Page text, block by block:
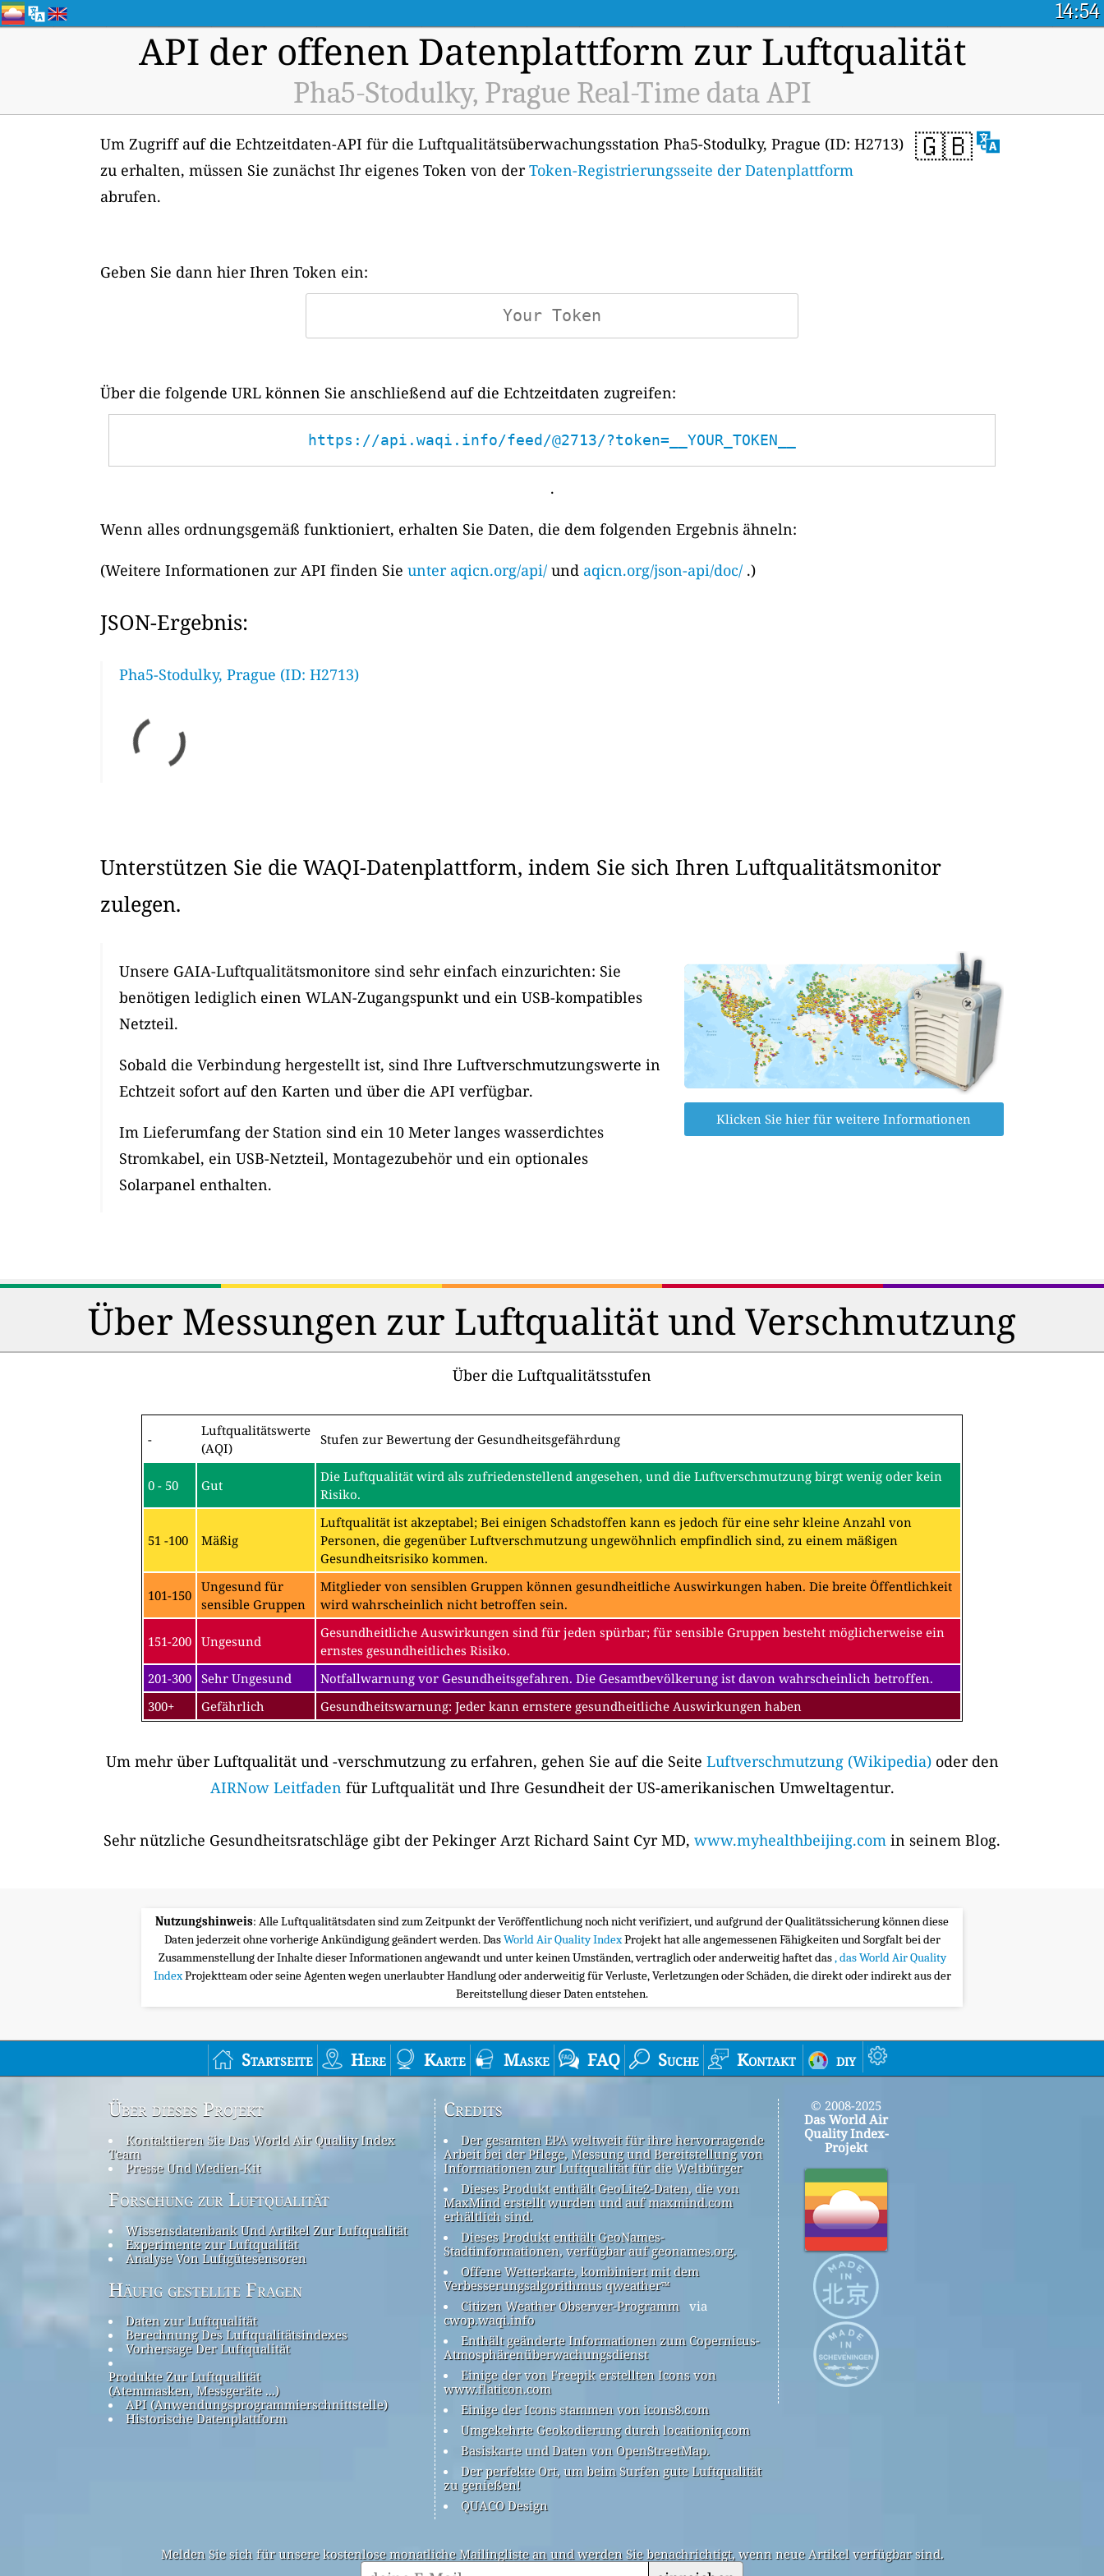
14:54
API der offenen Datenplattform zur Luftqualität
Pha5-Stodulky, Prague Real-Time data API
🇬🇧
Um Zugriff auf die Echtzeitdaten-API für die Luftqualitätsüberwachungsstation Pha5-Stodulky, Prague (ID: H2713)
zu erhalten, müssen Sie zunächst Ihr eigenes Token von derToken-Registrierungsseite der Datenplattform
abrufen.
Geben Sie dann hier Ihren Token ein:
Über die folgende URL können Sie anschließend auf die Echtzeitdaten zugreifen:
https://api.waqi.info/feed/@2713/?token=__YOUR_TOKEN__
.
Wenn alles ordnungsgemäß funktioniert, erhalten Sie Daten, die dem folgenden Ergebnis ähneln:
(Weitere Informationen zur API finden Sie unter aqicn.org/api/ und aqicn.org/json-api/doc/ .)
JSON-Ergebnis:
Pha5-Stodulky, Prague (ID: H2713)
Unterstützen Sie die WAQI-Datenplattform, indem Sie sich Ihren Luftqualitätsmonitor
zulegen.
Unsere GAIA-Luftqualitätsmonitore sind sehr einfach einzurichten: Sie
benötigen lediglich einen WLAN-Zugangspunkt und ein USB-kompatibles
Netzteil.
Sobald die Verbindung hergestellt ist, sind Ihre Luftverschmutzungswerte in
Echtzeit sofort auf den Karten und über die API verfügbar.
Im Lieferumfang der Station sind ein 10 Meter langes wasserdichtes
Stromkabel, ein USB-Netzteil, Montagezubehör und ein optionales
Solarpanel enthalten.
Klicken Sie hier für weitere Informationen
Über Messungen zur Luftqualität und Verschmutzung
Über die Luftqualitätsstufen
-
Luftqualitätswerte
(AQI)
Stufen zur Bewertung der Gesundheitsgefährdung
0 - 50 Gut
Die Luftqualität wird als zufriedenstellend angesehen, und die Luftverschmutzung birgt wenig oder kein
Risiko.
51 -100 Mäßig
Luftqualität ist akzeptabel; Bei einigen Schadstoffen kann es jedoch für eine sehr kleine Anzahl von
Personen, die gegenüber Luftverschmutzung ungewöhnlich empfindlich sind, zu einem mäßigen
Gesundheitsrisiko kommen.
101-150
Ungesund für
sensible Gruppen
Mitglieder von sensiblen Gruppen können gesundheitliche Auswirkungen haben. Die breite Öffentlichkeit
wird wahrscheinlich nicht betroffen sein.
151-200 Ungesund
Gesundheitliche Auswirkungen sind für jeden spürbar; für sensible Gruppen besteht möglicherweise ein
ernstes gesundheitliches Risiko.
201-300 Sehr Ungesund
Notfallwarnung vor Gesundheitsgefahren. Die Gesamtbevölkerung ist davon wahrscheinlich betroffen.
300+
Gefährlich Gesundheitswarnung: Jeder kann ernstere gesundheitliche Auswirkungen haben
Um mehr über Luftqualität und -verschmutzung zu erfahren, gehen Sie auf die Seite Luftverschmutzung (Wikipedia)oder den
AIRNow Leitfaden für Luftqualität und Ihre Gesundheit der US-amerikanischen Umweltagentur.
Sehr nützliche Gesundheitsratschläge gibt der Pekinger Arzt Richard Saint Cyr MD, www.myhealthbeijing.com in seinem Blog.
Nutzungshinweis: Alle Luftqualitätsdaten sind zum Zeitpunkt der Veröffentlichung noch nicht verifiziert, und aufgrund der Qualitätssicherung können diese
Daten jederzeit ohne vorherige Ankündigung geändert werden. DasWorld Air Quality IndexProjekt hat alle angemessenen Fähigkeiten und Sorgfalt bei der
Zusammenstellung der Inhalte dieser Informationen angewandt und unter keinen Umständen, vertraglich oder anderweitig haftet das, das World Air Quality
IndexProjektteam oder seine Agenten wegen unerlaubter Handlung oder anderweitig für Verluste, Verletzungen oder Schäden, die direkt oder indirekt aus der
Bereitstellung dieser Daten entstehen.
Startseite Here Karte Maske FAQ Suche Kontakt diy
Über dieses Projekt
Kontaktieren Sie Das World Air Quality Index
Team
Presse Und Medien-Kit
Forschung zur Luftqualität
Wissensdatenbank Und Artikel Zur Luftqualität
Experimente zur Luftqualität
Analyse Von Luftgütesensoren
Häufig gestellte Fragen
Daten zur Luftqualität
Berechnung Des Luftqualitätsindexes
Vorhersage Der Luftqualität
Produkte Zur Luftqualität
(Atemmasken, Messgeräte ...)
API (Anwendungsprogrammierschnittstelle)
Historische Datenplattform
Credits
Der gesamten EPA weltweit für ihre hervorragende
Arbeit bei der Pflege, Messung und Bereitstellung von
Informationen zur Luftqualität für die Weltbürger
Dieses Produkt enthält GeoLite2-Daten, die von
MaxMind erstellt wurden und auf maxmind.com
erhältlich sind.
Dieses Produkt enthält GeoNames-
Stadtinformationen, verfügbar auf geonames.org.
Offene Wetterkarte, kombiniert mit dem
Verbesserungsalgorithmus qweather™
Citizen Weather Observer-Programm via
cwop.waqi.info
Enthält geänderte Informationen zum Copernicus-
Atmosphärenüberwachungsdienst
Einige der von Freepik erstellten Icons von
www.flaticon.com
Einige der Icons stammen von icons8.com
Umgekehrte Geokodierung durch locationiq.com
Basiskarte und Daten von OpenStreetMap.
Der perfekte Ort, um beim Surfen gute Luftqualität
zu genießen!
QUACO Design
© 2008-2025
Das World Air
Quality Index-
Projekt
Melden Sie sich für unsere kostenlose monatliche Mailingliste an und werden Sie benachrichtigt, wenn neue Artikel verfügbar sind.